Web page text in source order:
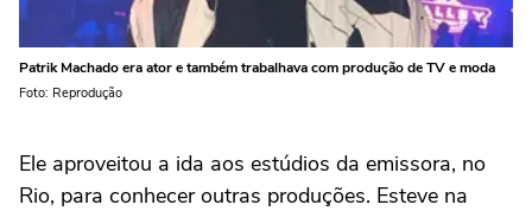
Patrik Machado era ator e também trabalhava com produção de TV e moda
Foto: Reprodução
Ele aproveitou a ida aos estúdios da emissora, no
Rio, para conhecer outras produções. Esteve na